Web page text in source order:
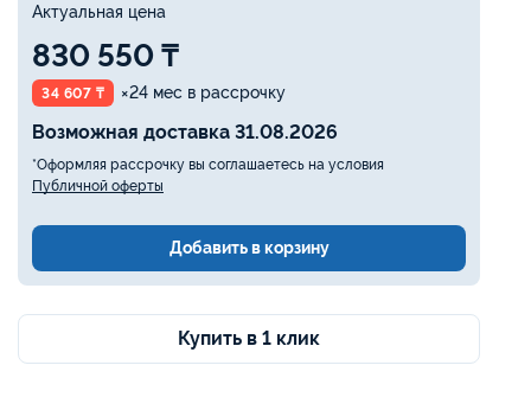
Актуальная цена
830 550 ₸
34 607 ₸ ×24 мес в рассрочку
Возможная доставка 31.08.2026
*Оформляя рассрочку вы соглашаетесь на условия
Публичной оферты
Добавить в корзину
Купить в 1 клик